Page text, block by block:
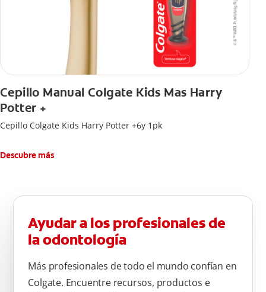
Cepillo Manual Colgate Kids Mas Harry
Potter +
Cepillo Colgate Kids Harry Potter +6y 1pk
Descubre más
Ayudar a los profesionales de
la odontología
Más profesionales de todo el mundo confían en
Colgate. Encuentre recursos, productos e